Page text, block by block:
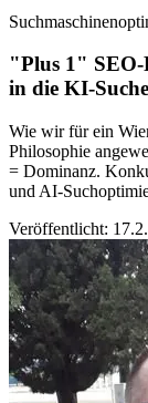
"Plus 1" SEO-
in die KI-
Wie wir für ein
Philosophie
= Dominanz.
und AI-
Veröffentlicht: